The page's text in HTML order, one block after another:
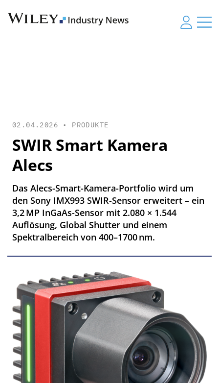
02.04.2026 • PRODUKTE
SWIR Smart Kamera
Alecs
Das Alecs-Smart-Kamera-Portfolio wird um
den Sony IMX993 SWIR-Sensor erweitert – ein
3,2 MP InGaAs-Sensor mit 2.080 × 1.544
Auflösung, Global Shutter und einem
Spektralbereich von 400–1700 nm.